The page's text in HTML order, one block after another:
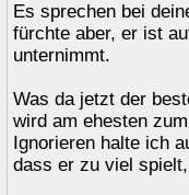
Es sprechen bei
fürchte aber, er ist
unternimmt.
Was da jetzt der
wird am ehesten
Ignorieren halte ich
dass er zu viel